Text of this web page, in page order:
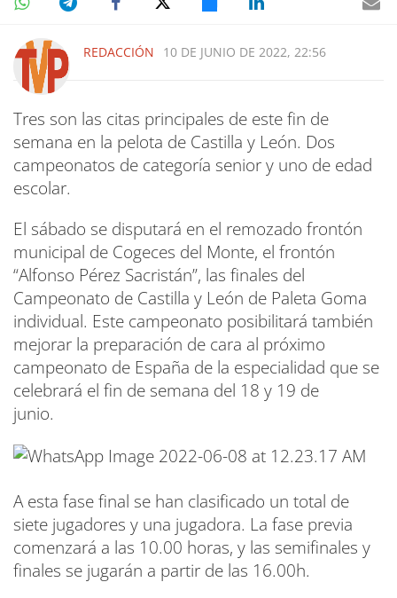
REDACCIÓN 10 DE JUNIO DE 2022, 22:56
Tres son las citas principales de este fin de
semana en la pelota de Castilla y León. Dos
campeonatos de categoría senior y uno de edad
escolar.
El sábado se disputará en el remozado frontón
municipal de Cogeces del Monte, el frontón
“Alfonso Pérez Sacristán”, las finales del
Campeonato de Castilla y León de Paleta Goma
individual. Este campeonato posibilitará también
mejorar la preparación de cara al próximo
campeonato de España de la especialidad que se
celebrará el fin de semana del 18 y 19 de
junio.
A esta fase final se han clasificado un total de
siete jugadores y una jugadora. La fase previa
comenzará a las 10.00 horas, y las semifinales y
finales se jugarán a partir de las 16.00h.